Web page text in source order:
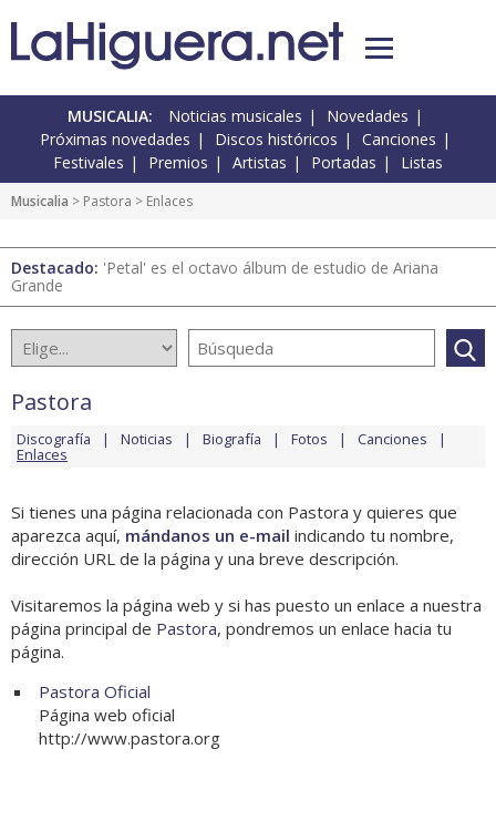
MUSICALIA: Noticias musicales
Novedades
Próximas novedades
Discos históricos
Canciones
Festivales
Premios Artistas Portadas Listas
Musicalia > Pastora > Enlaces
Destacado: 'Petal' es el octavo álbum de estudio de Ariana
Grande
Pastora
Discografía Noticias Biografía Fotos Canciones
Enlaces
Si tienes una página relacionada con Pastora y quieres que
aparezca aquí, mándanos un e-mail indicando tu nombre,
dirección URL de la página y una breve descripción.
Visitaremos la página web y si has puesto un enlace a nuestra
página principal de Pastora, pondremos un enlace hacia tu
página.
Pastora Oficial
Página web oficial
http://www.pastora.org